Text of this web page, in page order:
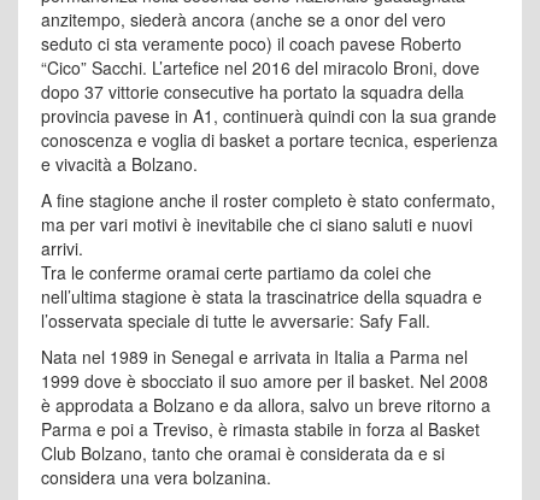
anzitempo, siederà ancora (anche se a onor del vero
seduto ci sta veramente poco) il coach pavese Roberto
“Cico” Sacchi. L’artefice nel 2016 del miracolo Broni, dove
dopo 37 vittorie consecutive ha portato la squadra della
provincia pavese in A1, continuerà quindi con la sua grande
conoscenza e voglia di basket a portare tecnica, esperienza
e vivacità a Bolzano.
A fine stagione anche il roster completo è stato confermato,
ma per vari motivi è inevitabile che ci siano saluti e nuovi
arrivi.
Tra le conferme oramai certe partiamo da colei che
nell’ultima stagione è stata la trascinatrice della squadra e
l’osservata speciale di tutte le avversarie: Safy Fall.
Nata nel 1989 in Senegal e arrivata in Italia a Parma nel
1999 dove è sbocciato il suo amore per il basket. Nel 2008
è approdata a Bolzano e da allora, salvo un breve ritorno a
Parma e poi a Treviso, è rimasta stabile in forza al Basket
Club Bolzano, tanto che oramai è considerata da e si
considera una vera bolzanina.